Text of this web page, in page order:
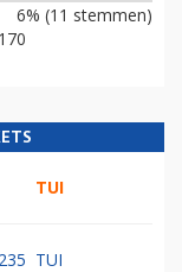
6% (11 stemmen)
TUI
TUI